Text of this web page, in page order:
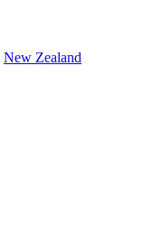
New Zealand